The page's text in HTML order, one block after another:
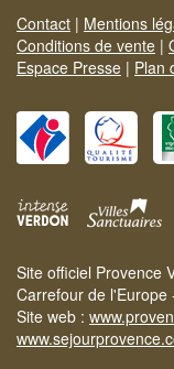
Contact | Mentions
Conditions de vente |
Espace Presse | Plan
Site officiel Provence
Carrefour de l'Europe
Site web :